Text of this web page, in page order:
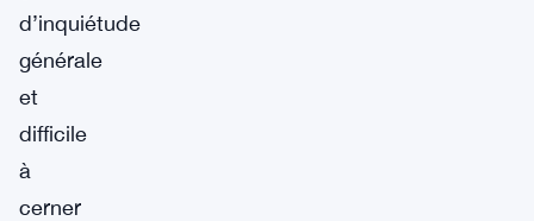
d’inquiétude
générale
et
difficile
à
cerner